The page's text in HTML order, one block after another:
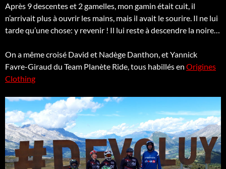
Après 9 descentes et 2 gamelles, mon gamin était cuit, il
n’arrivait plus à ouvrir les mains, mais il avait le sourire. Il ne lui
tarde qu’une chose: y revenir ! Il lui reste à descendre la noire…
On a même croisé David et Nadège Danthon, et Yannick
Favre-Giraud du Team Planète Ride, tous habillés en Origines
Clothing